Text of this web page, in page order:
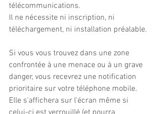
télécommunications.
Il ne nécessite ni inscription, ni
téléchargement, ni installation préalable.
Si vous vous trouvez dans une zone
confrontée à une menace ou à un grave
danger, vous recevrez une notification
prioritaire sur votre téléphone mobile.
Elle s'affichera sur l'écran même si